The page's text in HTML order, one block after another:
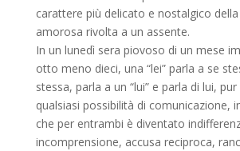
carattere più delicato e nostalgico
amorosa rivolta a un assente.
In un lunedì sera piovoso di un mese
otto meno dieci, una “lei” parla a se
stessa, parla a un “lui” e parla di lui,
qualsiasi possibilità di comunicazione,
che per entrambi è diventato
incomprensione, accusa reciproca,